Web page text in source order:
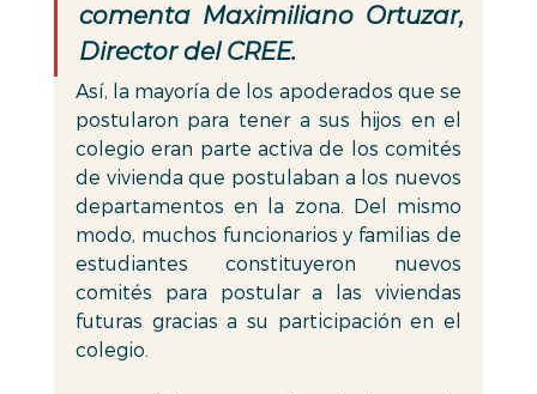
comenta Maximiliano Ortuzar,
Director del CREE.
Así, la mayoría de los apoderados que se
postularon para tener a sus hijos en el
colegio eran parte activa de los comités
de vivienda que postulaban a los nuevos
departamentos en la zona. Del mismo
modo, muchos funcionarios y familias de
estudiantes constituyeron nuevos
comités para postular a las viviendas
futuras gracias a su participación en el
colegio.